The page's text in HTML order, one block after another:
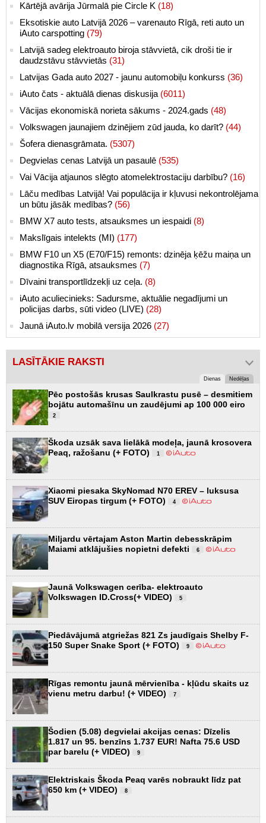
Kārtējā avārija Jūrmalā pie Circle K (18)
Eksotiskie auto Latvijā 2026 – varenauto Rīgā, reti auto un
iAuto carspotting (79)
Latvijā sadeg elektroauto biroja stāvvietā, cik droši tie ir
daudzstāvu stāvvietās (31)
Latvijas Gada auto 2027 - jaunu automobiļu konkurss (36)
iAuto čats - aktuālā dienas diskusija (6011)
Vācijas ekonomiskā norieta sākums - 2024.gads (48)
Volkswagen jaunajiem dzinējiem zūd jauda, ko darīt? (44)
Šofera dienasgrāmata. (5307)
Degvielas cenas Latvijā un pasaulē (535)
Vai Vācija atjaunos slēgto atomelektrostaciju darbību? (16)
Lāču medības Latvijā! Vai populācija ir kļuvusi nekontrolējama
un būtu jāsāk medības? (56)
BMW X7 auto tests, atsauksmes un iespaidi (8)
Makslīgais intelekts (MI) (177)
BMW F10 un X5 (E70/F15) remonts: dzinēja ķēžu maiņa un
diagnostika Rīgā, atsauksmes (7)
Dīvaini transportlīdzekļi uz ceļa. (8)
iAuto aculiecinieks: Sadursme, aktuālie negadījumi un
policijas darbs, sūti video (LIVE) (28)
Jaunā iAuto.lv mobilā versija 2026 (27)
LASĪTĀKIE RAKSTI
Dienas Nedēļas
Pēc postošās krusas Saulkrastu pusē – desmitiem
bojātu automašīnu un zaudējumi ap 100 000 eiro
2
Škoda uzsāk sava lielākā modeļa, jaunā krosovera
Peaq, ražošanu (+ FOTO)
1
Xiaomi piesaka SkyNomad N70 EREV – luksusa
SUV Eiropas tirgum (+ FOTO)
4
Miljardu vērtajam Aston Martin debesskrāpim
Maiami atklājušies nopietni defekti
6
Jaunā Volkswagen cerība- elektroauto
Volkswagen ID.Cross(+ VIDEO)
5
Piedāvājumā atgriežas 821 Zs jaudīgais Shelby F-
150 Super Snake Sport (+ FOTO)
9
Rīgas remontu jaunā mērvienība - kļūdu skaits uz
vienu metru darbu! (+ VIDEO)
7
Šodien (5.08) degvielai akcijas cenas: Dīzelis
1.817 un 95. benzīns 1.737 EUR! Nafta 75.6 USD
par barelu (+ VIDEO)
9
Elektriskais Škoda Peaq varēs nobraukt līdz pat
650 km (+ VIDEO)
8